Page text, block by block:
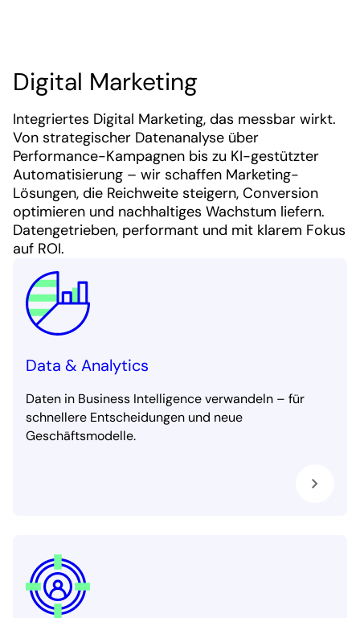
Digital Marketing
Integriertes Digital Marketing, das messbar wirkt.
Von strategischer Datenanalyse über
Performance-Kampagnen bis zu KI-gestützter
Automatisierung – wir schaffen Marketing-
Lösungen, die Reichweite steigern, Conversion
optimieren und nachhaltiges Wachstum liefern.
Datengetrieben, performant und mit klarem Fokus
auf ROI.
Data & Analytics
Daten in Business Intelligence verwandeln – für
schnellere Entscheidungen und neue
Geschäftsmodelle.